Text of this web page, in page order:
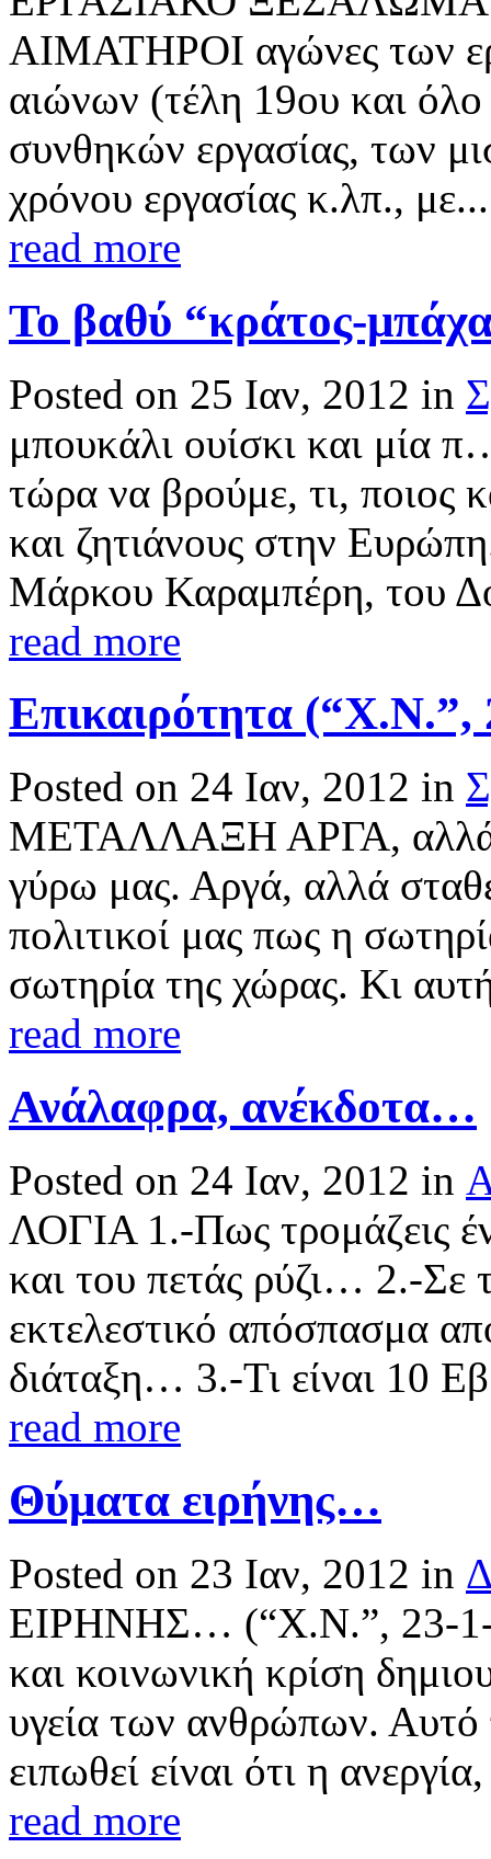
ΑΙΜΑΤΗΡΟΙ αγώνες των
αιώνων (τέλη 19ου και
συνθηκών εργασίας, των
χρόνου εργασίας κ.λπ., με...
read more
Το βαθύ “κράτος-
Posted on 25 Ιαν, 2012 in
μπουκάλι ουίσκι και μία
τώρα να βρούμε, τι, ποιος
και ζητιάνους στην
Μάρκου Καραμπέρη, του
read more
Επικαιρότητα (“Χ.Ν.”,
Posted on 24 Ιαν, 2012 in
ΜΕΤΑΛΛΑΞΗ ΑΡΓΑ, αλλά
γύρω μας. Αργά, αλλά
πολιτικοί μας πως η
σωτηρία της χώρας. Κι
read more
Ανάλαφρα, ανέκδοτα…
Posted on 24 Ιαν, 2012 in
ΛΟΓΙΑ 1.-Πως τρομάζεις
και του πετάς ρύζι… 2.-Σε
εκτελεστικό απόσπασμα
διάταξη… 3.-Τι είναι 10
read more
Θύματα ειρήνης…
Posted on 23 Ιαν, 2012 in
ΕΙΡΗΝΗΣ… (“Χ.Ν.”, 23-1-
και κοινωνική κρίση
υγεία των ανθρώπων. Αυτό
ειπωθεί είναι ότι η
read more